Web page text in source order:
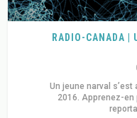
RADIO-CANADA |
Un jeune narval
2016. Apprenez-